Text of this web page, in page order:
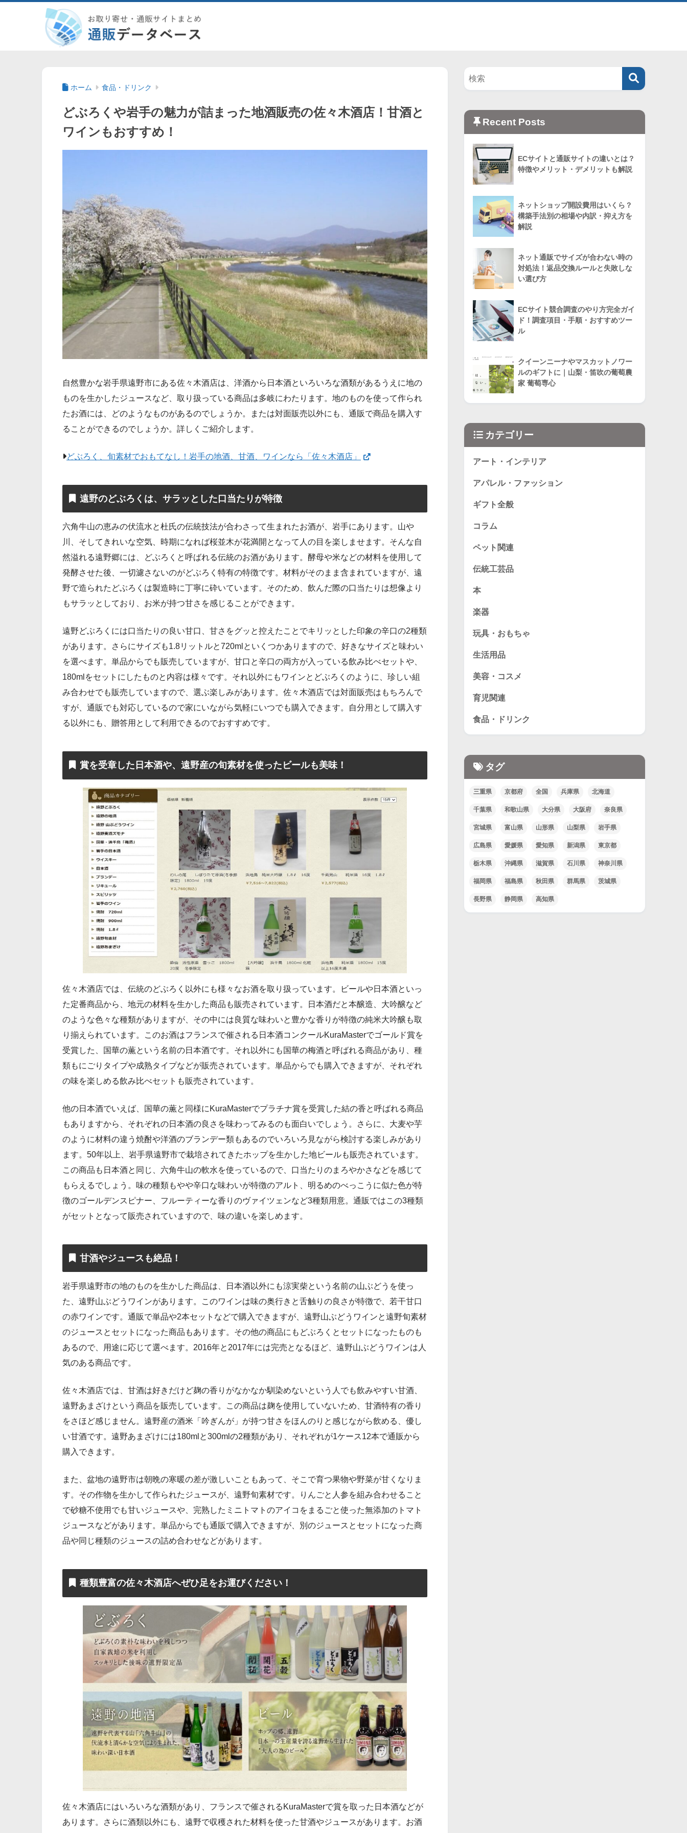
ホーム 食品・ドリンク
どぶろくや岩手の魅力が詰まった地酒販売の佐々木酒店！甘酒と
ワインもおすすめ！
自然豊かな岩手県遠野市にある佐々木酒店は、洋酒から日本酒といろいろな酒類があるうえに地の
ものを生かしたジュースなど、取り扱っている商品は多岐にわたります。地のものを使って作られ
たお酒には、どのようなものがあるのでしょうか。または対面販売以外にも、通販で商品を購入す
ることができるのでしょうか。詳しくご紹介します。
どぶろく、旬素材でおもてなし！岩手の地酒、甘酒、ワインなら「佐々木酒店」
遠野のどぶろくは、サラッとした口当たりが特徴
六角牛山の恵みの伏流水と杜氏の伝統技法が合わさって生まれたお酒が、岩手にあります。山や
川、そしてきれいな空気、時期になれば桜並木が花満開となって人の目を楽しませます。そんな自
然溢れる遠野郷には、どぶろくと呼ばれる伝統のお酒があります。酵母や米などの材料を使用して
発酵させた後、一切濾さないのがどぶろく特有の特徴です。材料がそのまま含まれていますが、遠
野で造られたどぶろくは製造時に丁寧に砕いています。そのため、飲んだ際の口当たりは想像より
もサラッとしており、お米が持つ甘さを感じることができます。
遠野どぶろくには口当たりの良い甘口、甘さをグッと控えたことでキリッとした印象の辛口の2種類
があります。さらにサイズも1.8リットルと720mlといくつかありますので、好きなサイズと味わい
を選べます。単品からでも販売していますが、甘口と辛口の両方が入っている飲み比べセットや、
180mlをセットにしたものと内容は様々です。それ以外にもワインとどぶろくのように、珍しい組
み合わせでも販売していますので、選ぶ楽しみがあります。佐々木酒店では対面販売はもちろんで
すが、通販でも対応しているので家にいながら気軽にいつでも購入できます。自分用として購入す
る以外にも、贈答用として利用できるのでおすすめです。
賞を受章した日本酒や、遠野産の旬素材を使ったビールも美味！
佐々木酒店では、伝統のどぶろく以外にも様々なお酒を取り扱っています。ビールや日本酒といっ
た定番商品から、地元の材料を生かした商品も販売されています。日本酒だと本醸造、大吟醸など
のような色々な種類がありますが、その中には良質な味わいと豊かな香りが特徴の純米大吟醸も取
り揃えられています。このお酒はフランスで催される日本酒コンクールKuraMasterでゴールド賞を
受賞した、国華の薫という名前の日本酒です。それ以外にも国華の梅酒と呼ばれる商品があり、種
類もにごりタイプや成熟タイプなどが販売されています。単品からでも購入できますが、それぞれ
の味を楽しめる飲み比べセットも販売されています。
他の日本酒でいえば、国華の薫と同様にKuraMasterでプラチナ賞を受賞した結の香と呼ばれる商品
もありますから、それぞれの日本酒の良さを味わってみるのも面白いでしょう。さらに、大麦や芋
のように材料の違う焼酎や洋酒のブランデー類もあるのでいろいろ見ながら検討する楽しみがあり
ます。50年以上、岩手県遠野市で栽培されてきたホップを生かした地ビールも販売されています。
この商品も日本酒と同じ、六角牛山の軟水を使っているので、口当たりのまろやかさなどを感じて
もらえるでしょう。味の種類もやや辛口な味わいが特徴のアルト、明るめのべっこうに似た色が特
徴のゴールデンスピナー、フルーティーな香りのヴァイツェンなど3種類用意。通販ではこの3種類
がセットとなって販売されていますので、味の違いを楽しめます。
甘酒やジュースも絶品！
岩手県遠野市の地のものを生かした商品は、日本酒以外にも涼実柴という名前の山ぶどうを使っ
た、遠野山ぶどうワインがあります。このワインは味の奥行きと舌触りの良さが特徴で、若干甘口
の赤ワインです。通販で単品や2本セットなどで購入できますが、遠野山ぶどうワインと遠野旬素材
のジュースとセットになった商品もあります。その他の商品にもどぶろくとセットになったものも
あるので、用途に応じて選べます。2016年と2017年には完売となるほど、遠野山ぶどうワインは人
気のある商品です。
佐々木酒店では、甘酒は好きだけど麹の香りがなかなか馴染めないという人でも飲みやすい甘酒、
遠野あまざけという商品を販売しています。この商品は麹を使用していないため、甘酒特有の香り
をさほど感じません。遠野産の酒米「吟ぎんが」が持つ甘さをほんのりと感じながら飲める、優し
い甘酒です。遠野あまざけには180mlと300mlの2種類があり、それぞれが1ケース12本で通販から
購入できます。
また、盆地の遠野市は朝晩の寒暖の差が激しいこともあって、そこで育つ果物や野菜が甘くなりま
す。その作物を生かして作られたジュースが、遠野旬素材です。りんごと人参を組み合わせること
で砂糖不使用でも甘いジュースや、完熟したミニトマトのアイコをまるごと使った無添加のトマト
ジュースなどがあります。単品からでも通販で購入できますが、別のジュースとセットになった商
品や同じ種類のジュースの詰め合わせなどがあります。
種類豊富の佐々木酒店へぜひ足をお運びください！
佐々木酒店にはいろいろな酒類があり、フランスで催されるKuraMasterで賞を取った日本酒などが
あります。さらに酒類以外にも、遠野で収穫された材料を使った甘酒やジュースがあります。お酒
Recent Posts
ECサイトと通販サイトの違いとは？
特徴やメリット・デメリットも解説
ネットショップ開設費用はいくら？
構築手法別の相場や内訳・抑え方を
解説
ネット通販でサイズが合わない時の
対処法！返品交換ルールと失敗しな
い選び方
ECサイト競合調査のやり方完全ガイ
ド！調査項目・手順・おすすめツー
ル
クイーンニーナやマスカットノワー
ルのギフトに｜山梨・笛吹の葡萄農
家 葡萄専心
カテゴリー
アート・インテリア
アパレル・ファッション
ギフト全般
コラム
ペット関連
伝統工芸品
本
楽器
玩具・おもちゃ
生活用品
美容・コスメ
育児関連
食品・ドリンク
タグ
三重県 京都府 全国 兵庫県 北海道
千葉県 和歌山県 大分県 大阪府 奈良県
宮城県 富山県 山形県 山梨県 岩手県
広島県 愛媛県 愛知県 新潟県 東京都
栃木県 沖縄県 滋賀県 石川県 神奈川県
福岡県 福島県 秋田県 群馬県 茨城県
長野県 静岡県 高知県